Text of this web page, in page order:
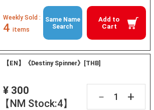
Add to
Cart
Weekly Sold :
4 items
Same Name
Search
【EN】《Destiny Spinner》[THB]
¥ 300
【NM Stock:4】
－ +